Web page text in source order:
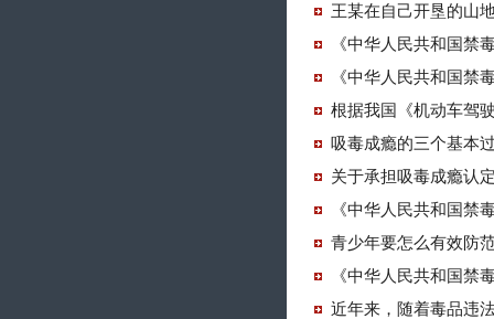
王某在自己开垦的山
《中华人民共和国禁
《中华人民共和国禁
根据我国《机动车驾
吸毒成瘾的三个基本
关于承担吸毒成瘾认
《中华人民共和国禁
青少年要怎么有效防
《中华人民共和国禁
近年来，随着毒品违